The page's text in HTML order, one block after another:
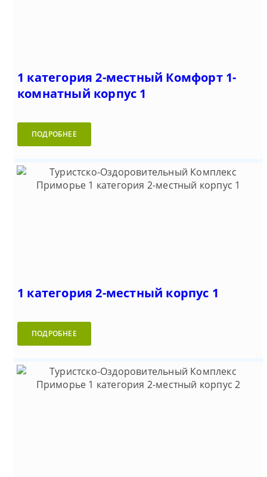
1 категория 2-местный Комфорт 1-
комнатный корпус 1
ПОДРОБНЕЕ
1 категория 2-местный корпус 1
ПОДРОБНЕЕ